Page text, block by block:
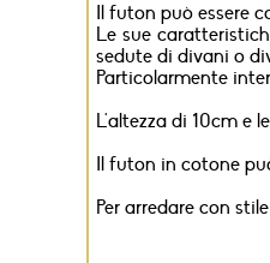
Il futon può essere
Le sue
sedute di divani o
Particolarmente
L'altezza di 10cm e
Il futon in cotone
Per arredare con